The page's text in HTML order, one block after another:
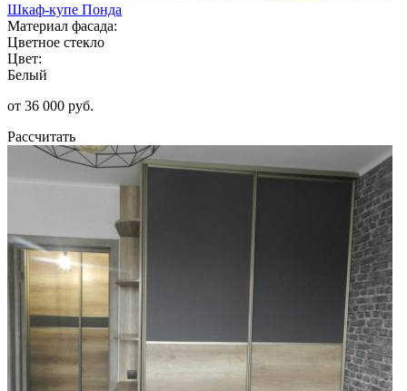
Шкаф-купе Понда
Материал фасада:
Цветное стекло
Цвет:
Белый
от 36 000 руб.
Рассчитать